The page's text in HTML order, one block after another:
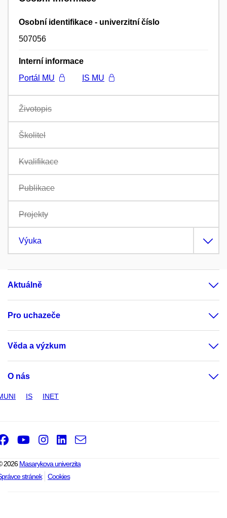
Osobní identifikace - univerzitní číslo
507056
Interní informace
Portál MU
IS MU
Životopis
Školitel
Kvalifikace
Publikace
Projekty
Výuka
Aktuálně
Pro uchazeče
Věda a výzkum
O nás
IS INET
2026Masarykova univerzita
stránek
Cookies
Facebook
Youtube
Instagram
LinkedIn
e-